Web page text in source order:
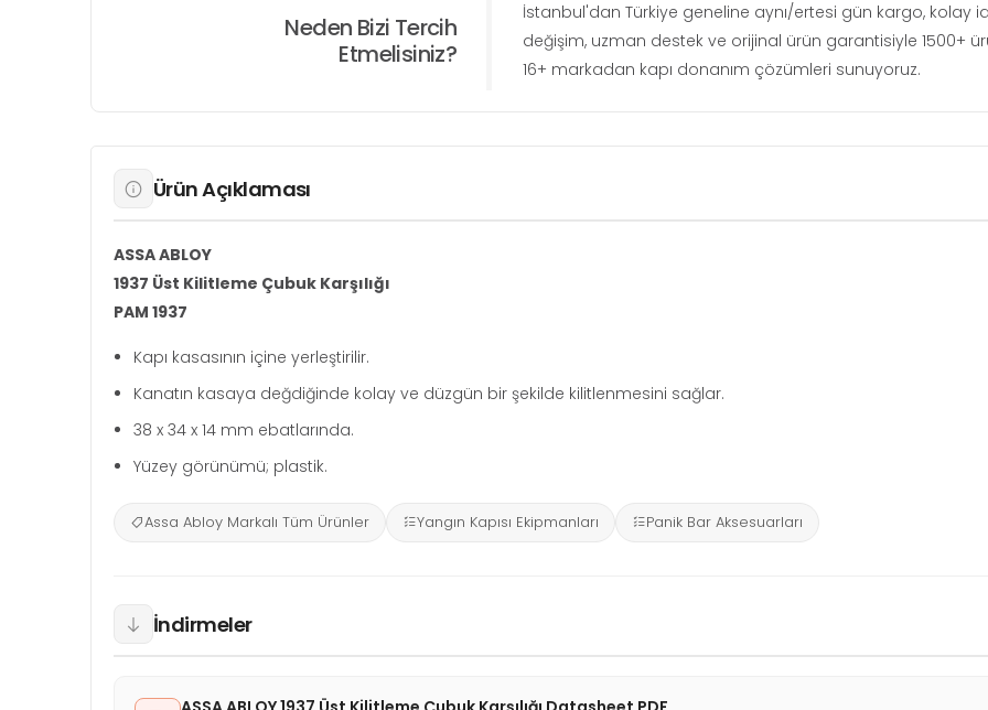
Neden Bizi Tercih
Etmelisiniz?
İstanbul'dan Türkiye geneline aynı/ertesi gün kargo, kolay
değişim, uzman destek ve orijinal ürün garantisiyle 1500+
16+ markadan kapı donanım çözümleri sunuyoruz.
Ürün Açıklaması
ASSA ABLOY
1937 Üst Kilitleme Çubuk Karşılığı
PAM 1937
Kapı kasasının içine yerleştirilir.
Kanatın kasaya değdiğinde kolay ve düzgün bir şekilde kilitlenmesini sağlar.
38 x 34 x 14 mm ebatlarında.
Yüzey görünümü; plastik.
Assa Abloy Markalı Tüm Ürünler Yangın Kapısı Ekipmanları Panik Bar Aksesuarları
İndirmeler